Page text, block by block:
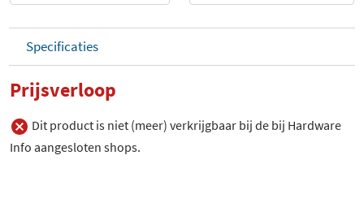
Specificaties
Prijsverloop
Dit product is niet (meer) verkrijgbaar bij de bij Hardware
Info aangesloten shops.